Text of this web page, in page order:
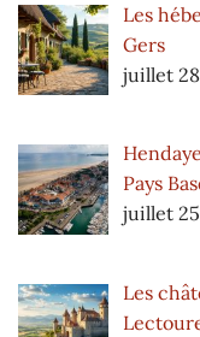
Les
Gers
juillet
Pays
juillet
Les